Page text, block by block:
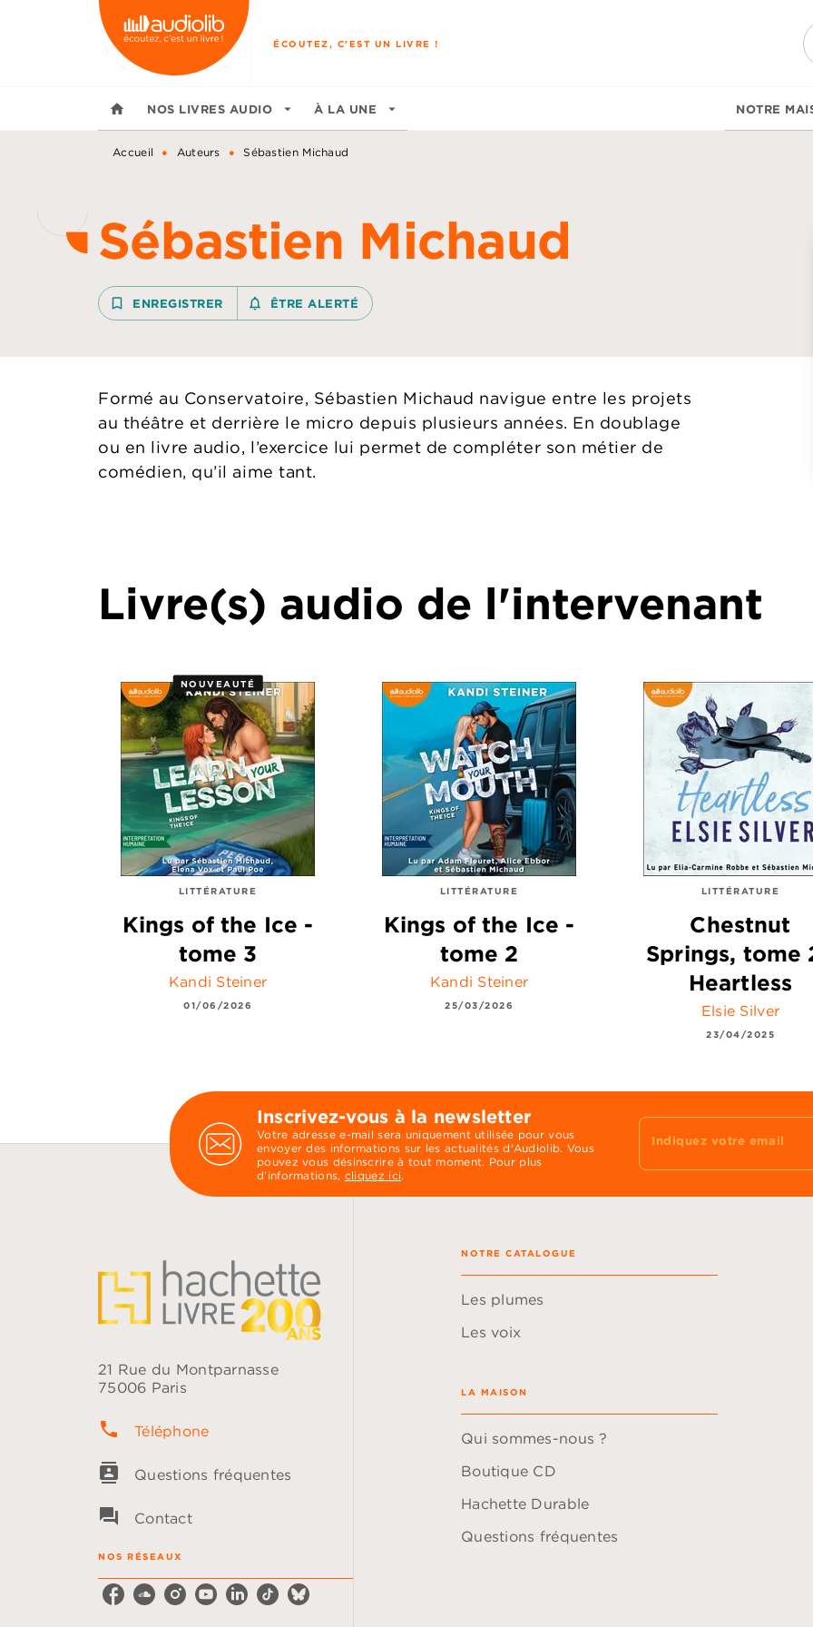
MENU RECHERCHE
ÉCOUTEZ, C'EST UN LIVRE !
home NOS LIVRES AUDIO arrow_drop_down À LA UNE arrow_drop_down NOTRE
Accueil • Auteurs • Sébastien Michaud
Sébastien Michaud
bookmark_border ENREGISTRER notifications_none_outlined
ÊTRE ALERTÉ
Formé au Conservatoire, Sébastien Michaud navigue entre les projets
au théâtre et derrière le micro depuis plusieurs années. En doublage
ou en livre audio, l’exercice lui permet de compléter son métier de
comédien, qu’il aime tant.
Livre(s) audio de l'intervenant
NOUVEAUTÉ
LITTÉRATURE
Kings of the Ice -
tome 3
Kandi Steiner
01/06/2026
LITTÉRATURE
Kings of the Ice -
tome 2
Kandi Steiner
25/03/2026
LITTÉRATURE
Chestnut
Springs, tome
Heartless
Elsie Silver
23/04/2025
Inscrivez-vous à la newsletter
Votre adresse e-mail sera uniquement utilisée pour vous
envoyer des informations sur les actualités d'Audiolib. Vous
pouvez vous désinscrire à tout moment. Pour plus
d’informations, cliquez ici.
Indiquez votre email
21 Rue du Montparnasse
75006 Paris
phone Téléphone
contacts Questions fréquentes
question_answer Contact
NOS RÉSEAUX
NOTRE CATALOGUE
Les plumes
Les voix
LA MAISON
Qui sommes-nous ?
Boutique CD
Hachette Durable
Questions fréquentes